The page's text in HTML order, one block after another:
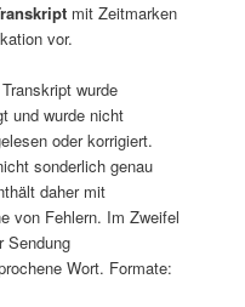
mit Zeitmarken
vor.
wurde
und wurde nicht
oder korrigiert.
sonderlich genau
daher mit
von Fehlern. Im Zweifel
Sendung
Wort. Formate: